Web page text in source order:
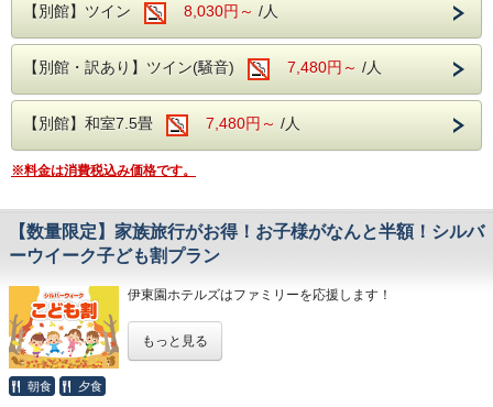
お食事は夕食・朝食共に和洋中の厳選した様々な料理を、
ビュッフェスタイルとなります。
さらに、生ビールや日本酒の地酒までが飲み放題となり、
セットでお楽しみいただけます！
大浴場は【大子温泉】となり、
古くから美人の湯とされた肌を滑らかにする、
PH8.75ナトリウム-硫酸塩・塩化物温泉です！
ヌメヌメ感を体験してください。
※中学生・高校生はプラン対象外となります。
※ご宿泊予定日までに学生証を所属校へ返却される予定の方
は、
事前に学生証の顔写真と在学証明となるページのコピーを
※顔写真のない学生証をお持ちの場合は 学生証と同じお名
前が記載されている
下記のいずれかをお持ちください。
・マイナンバーカード・運転免許証
・クレジットカード・パスポート（顔写真のコピーでも
※未成年グループのご宿泊は、保護者の方の同意書を事前に
ホテルまでご提出ください。
・同意書は公式ホームページ最下段のリンクよりダウンロー
ドできます。
境です。
近隣には日本三名瀑の【袋田の滝】や滝の裏側がのぞける
【別館】ツイン 8,030円～ /人
【別館・訳あり】ツイン(騒音) 7,480円～ /人
【別館】和室7.5畳 7,480円～ /人
※料金は消費税込み価格です。
【数量限定】家族旅行がお得！お子様がなんと半額！シルバ
ーウイーク子ども割プラン
伊東園ホテルズはファミリーを応援します！
もっと見る
朝食 夕食